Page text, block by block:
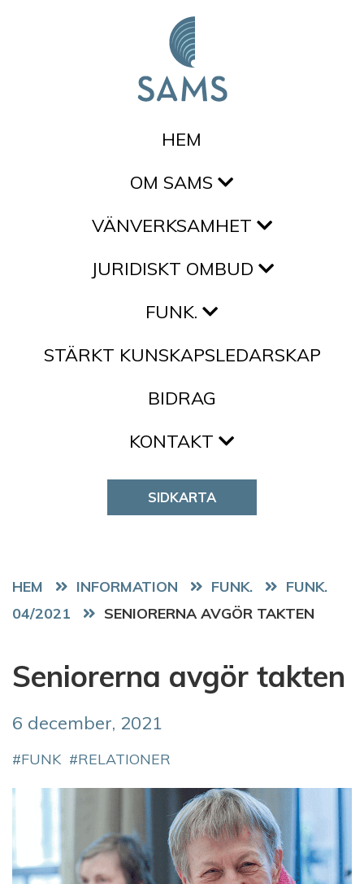
HEM
OM SAMS
VÄNVERKSAMHET
JURIDISKT OMBUD
FUNK.
STÄRKT KUNSKAPSLEDARSKAP
BIDRAG
KONTAKT
SIDKARTA
HEM FUNK.
FUNK.
04/2021
SENIORERNA AVGÖR TAKTEN
Seniorerna avgör takten
6 december, 2021
FUNK RELATIONER